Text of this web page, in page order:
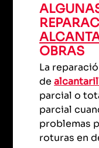
OBRAS
La
de
parcial o
parcial
problemas
roturas en